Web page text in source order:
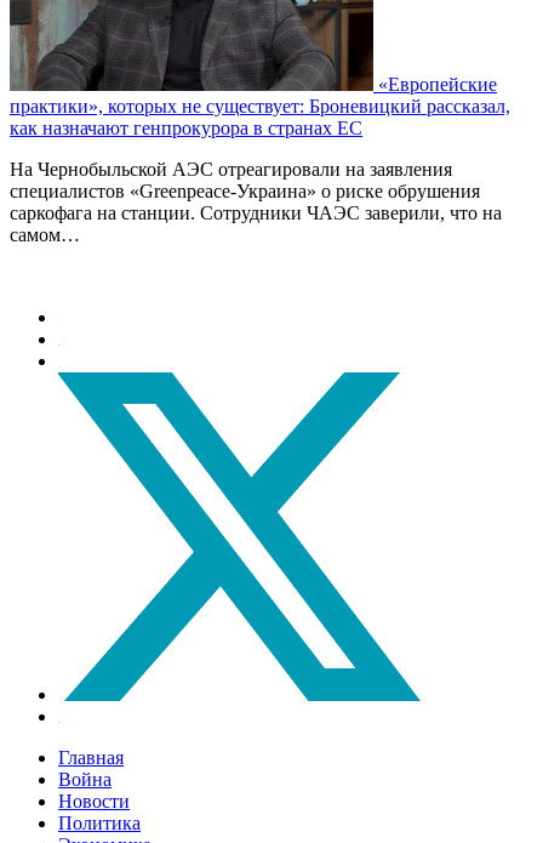
«Европейские
практики», которых не существует: Броневицкий рассказал,
как назначают генпрокурора в странах ЕС
На Чернобыльской АЭС отреагировали на заявления
специалистов «Greenpeace-Украина» о риске обрушения
саркофага на станции. Сотрудники ЧАЭС заверили, что на
самом…
Главная
Война
Новости
Политика